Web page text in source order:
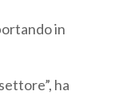
in
ha